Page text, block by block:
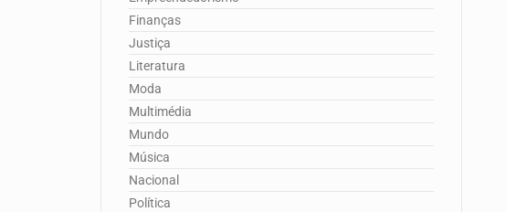
Finanças
Justiça
Literatura
Moda
Multimédia
Mundo
Música
Nacional
Política